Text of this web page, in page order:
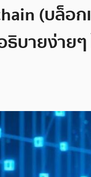
(บล็อก
ธิบายง่าย